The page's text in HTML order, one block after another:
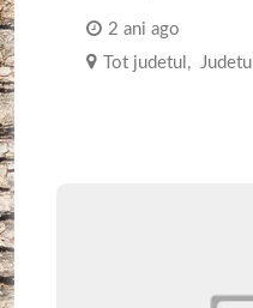
2 ani ago
Tot judetul ,